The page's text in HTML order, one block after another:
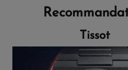
Tissot